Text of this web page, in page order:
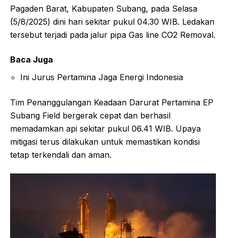
Pagaden Barat, Kabupaten Subang, pada Selasa
(5/8/2025) dini hari sekitar pukul 04.30 WIB. Ledakan
tersebut terjadi pada jalur pipa Gas line CO2 Removal.
Baca Juga
Ini Jurus Pertamina Jaga Energi Indonesia
Tim Penanggulangan Keadaan Darurat Pertamina EP
Subang Field bergerak cepat dan berhasil
memadamkan api sekitar pukul 06.41 WIB. Upaya
mitigasi terus dilakukan untuk memastikan kondisi
tetap terkendali dan aman.